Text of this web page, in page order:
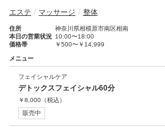
エステ マッサージ 整体
住所
神奈川県相模原市南区相南
本日の営業状況 10:00〜18:00
価格帯
￥500〜￥14,999
メニュー
フェイシャルケア
デトックスフェイシャル60分
￥8,000 （税込）
販売中